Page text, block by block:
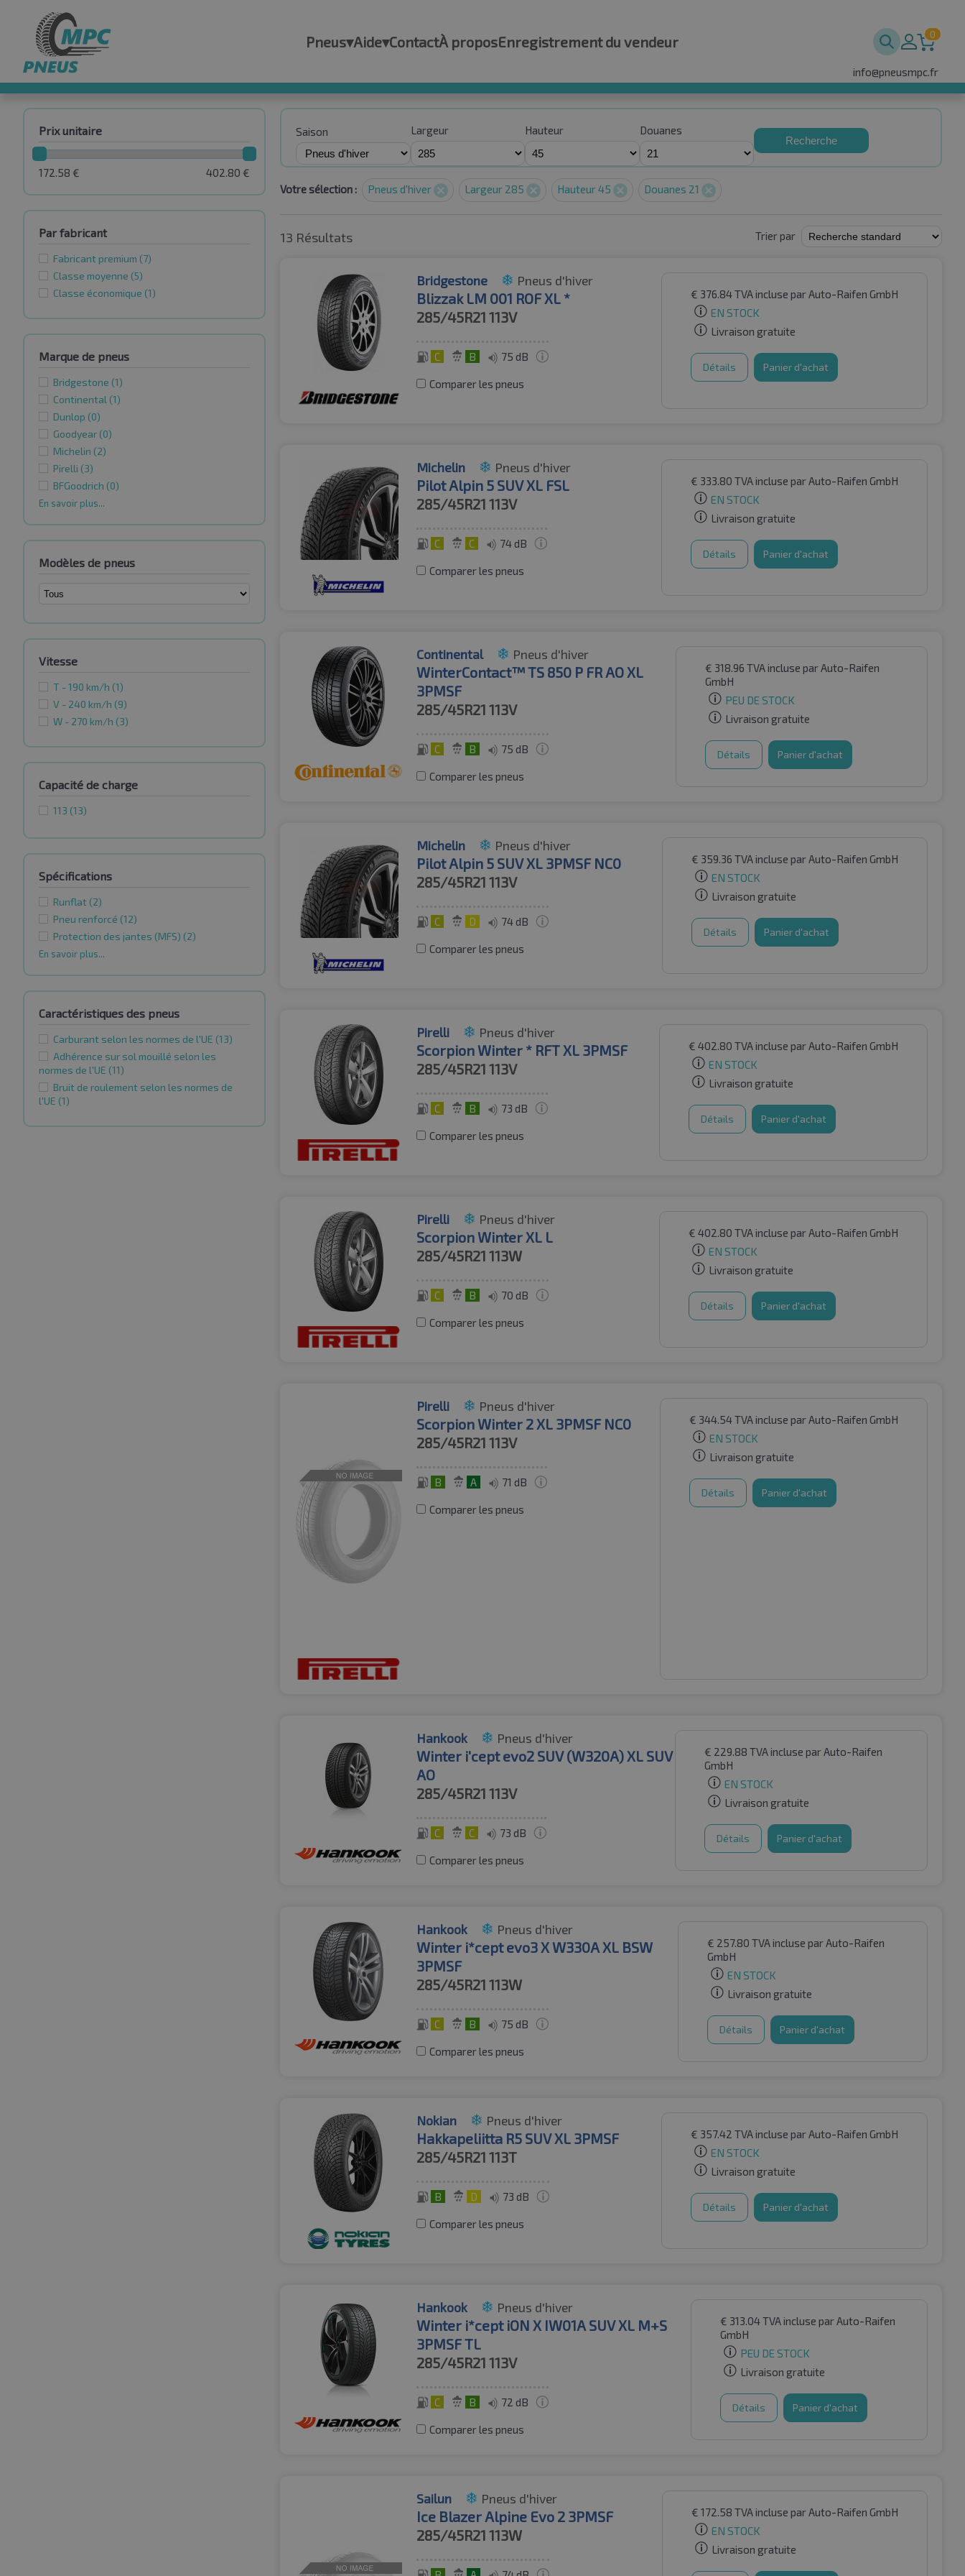
Pneus▾Aide▾ContactÀ proposEnregistrement du vendeur 0
info@pneusmpc.fr
Prix unitaire
402.80 €
172.58 €
Par fabricant
Fabricant premium (7)
Classe moyenne (5)
Classe économique (1)
Marque de pneus
Bridgestone (1)
Continental (1)
Dunlop (0)
Goodyear (0)
Michelin (2)
Pirelli (3)
BFGoodrich (0)
En savoir plus...
Modèles de pneus
Vitesse
T - 190 km/h (1)
V - 240 km/h (9)
W - 270 km/h (3)
Capacité de charge
113 (13)
Spécifications
Runflat (2)
Pneu renforcé (12)
Protection des jantes (MFS) (2)
En savoir plus...
Caractéristiques des pneus
Carburant selon les normes de l'UE (13)
Adhérence sur sol mouillé selon les
normes de l'UE (11)
Bruit de roulement selon les normes de
l'UE (1)
Saison Largeur Hauteur Douanes
Recherche
Votre sélection : Pneus d'hiver Largeur 285 Hauteur 45 Douanes 21
13 Résultats Trier par
Bridgestone Pneus d'hiver
Blizzak LM 001 ROF XL *
285/45R21 113V
C B 75 dB
Comparer les pneus
€ 376.84TVA incluse par Auto-Raifen GmbH
EN STOCK
Livraison gratuite
Détails Panier d'achat
Michelin Pneus d'hiver
Pilot Alpin 5 SUV XL FSL
285/45R21 113V
C C 74 dB
Comparer les pneus
€ 333.80 TVA incluse par Auto-Raifen GmbH
EN STOCK
Livraison gratuite
Détails Panier d'achat
Continental Pneus d'hiver
WinterContact™ TS 850 P FR AO XL
3PMSF
285/45R21 113V
C B 75 dB
Comparer les pneus
€ 318.96 TVA incluse par Auto-Raifen
GmbH
PEU DE STOCK
Livraison gratuite
Détails Panier d'achat
Michelin Pneus d'hiver
Pilot Alpin 5 SUV XL 3PMSF NC0
285/45R21 113V
C D 74 dB
Comparer les pneus
€ 359.36 TVA incluse par Auto-Raifen GmbH
EN STOCK
Livraison gratuite
Détails Panier d'achat
Pirelli Pneus d'hiver
Scorpion Winter * RFT XL 3PMSF
285/45R21 113V
C B 73 dB
Comparer les pneus
€ 402.80 TVA incluse par Auto-Raifen GmbH
EN STOCK
Livraison gratuite
Détails Panier d'achat
Pirelli Pneus d'hiver
Scorpion Winter XL L
285/45R21 113W
C B 70 dB
Comparer les pneus
€ 402.80 TVA incluse par Auto-Raifen GmbH
EN STOCK
Livraison gratuite
Détails Panier d'achat
Pirelli Pneus d'hiver
Scorpion Winter 2 XL 3PMSF NC0
285/45R21 113V
B A 71 dB
Comparer les pneus
€ 344.54TVA incluse par Auto-Raifen GmbH
EN STOCK
Livraison gratuite
Détails Panier d'achat
Hankook Pneus d'hiver
Winter i'cept evo2 SUV (W320A) XL SUV
AO
285/45R21 113V
C C 73 dB
Comparer les pneus
€ 229.88 TVA incluse par Auto-Raifen
GmbH
EN STOCK
Livraison gratuite
Détails Panier d'achat
Hankook Pneus d'hiver
Winter i*cept evo3 X W330A XL BSW
3PMSF
285/45R21 113W
C B 75 dB
Comparer les pneus
€ 257.80 TVA incluse par Auto-Raifen
GmbH
EN STOCK
Livraison gratuite
Détails Panier d'achat
Nokian Pneus d'hiver
Hakkapeliitta R5 SUV XL 3PMSF
285/45R21 113T
B D 73 dB
Comparer les pneus
€ 357.42 TVA incluse par Auto-Raifen GmbH
EN STOCK
Livraison gratuite
Détails Panier d'achat
Hankook Pneus d'hiver
Winter i*cept iON X IW01A SUV XL M+S
3PMSF TL
285/45R21 113V
C B 72 dB
Comparer les pneus
€ 313.04TVA inclusepar Auto-Raifen
GmbH
PEU DE STOCK
Livraison gratuite
Détails Panier d'achat
Sailun Pneus d'hiver
Ice Blazer Alpine Evo 2 3PMSF
285/45R21 113W
€ 172.58 TVA incluse par Auto-Raifen GmbH
EN STOCK
Livraison gratuite